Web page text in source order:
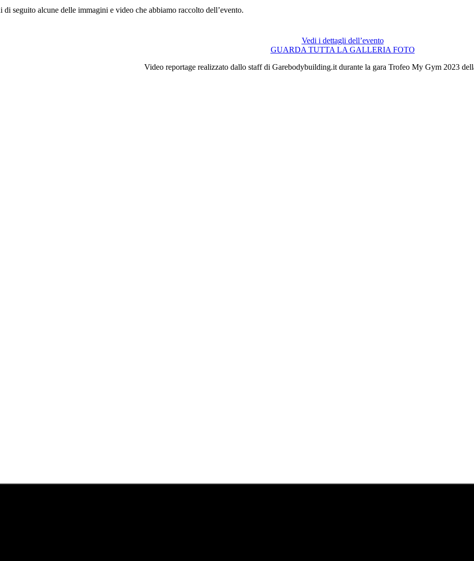
di seguito alcune delle immagini e video che abbiamo raccolto dell’evento.
Vedi i dettagli dell’evento
GUARDA TUTTA LA GALLERIA FOTO
Video reportage realizzato dallo staff di Garebodybuilding.it durante la gara Trofeo My Gym 2023